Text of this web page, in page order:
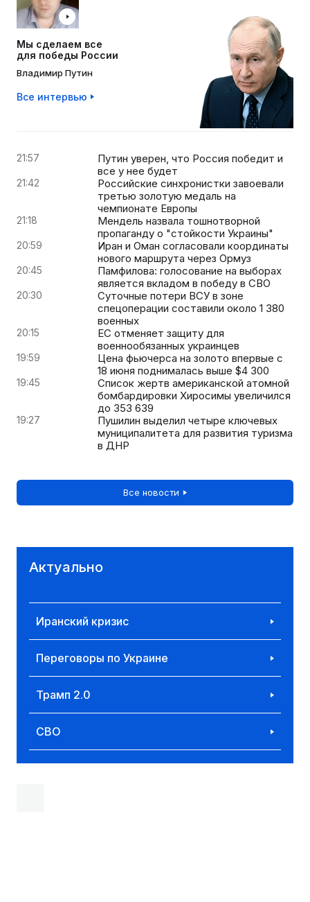
Мы сделаем все
для победы России
Владимир Путин
Все интервью
21:57
Путин уверен, что Россия победит и
все у нее будет
21:42
Российские синхронистки завоевали
третью золотую медаль на
чемпионате Европы
21:18
Мендель назвала тошнотворной
пропаганду о "стойкости Украины"
20:59
Иран и Оман согласовали координаты
нового маршрута через Ормуз
20:45
Памфилова: голосование на выборах
является вкладом в победу в СВО
20:30
Суточные потери ВСУ в зоне
спецоперации составили около 1 380
военных
20:15
ЕС отменяет защиту для
военнообязанных украинцев
19:59
Цена фьючерса на золото впервые с
18 июня поднималась выше $4 300
19:45
Список жертв американской атомной
бомбардировки Хиросимы увеличился
до 353 639
19:27
Пушилин выделил четыре ключевых
муниципалитета для развития туризма
в ДНР
Все новости
Актуально
Иранский кризис
Переговоры по Украине
Трамп 2.0
СВО